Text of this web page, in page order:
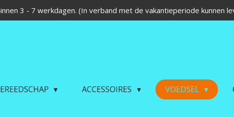
3 - 7 werkdagen. (In verband met de vakantieperiode kunnen
ACCESSOIRES VOEDSEL